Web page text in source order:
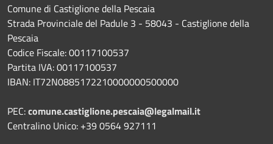
Comune di Castiglione della Pescaia
Strada Provinciale del Padule 3 - 58043 - Castiglione della
Pescaia
Codice Fiscale: 00117100537
Partita IVA: 00117100537
IBAN: IT72N0885172210000000500000
PEC:comune.castiglione.pescaia@legalmail.it
Centralino Unico: +39 0564 927111